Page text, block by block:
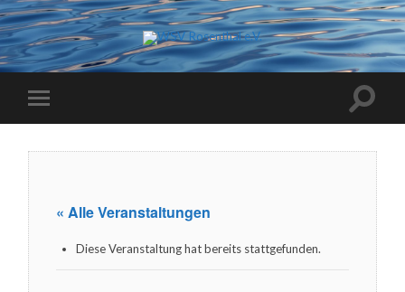
« Alle Veranstaltungen
Diese Veranstaltung hat bereits stattgefunden.